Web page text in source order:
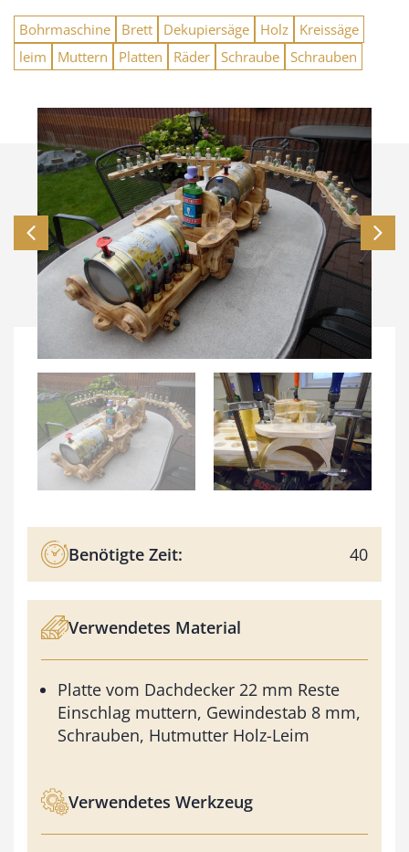
Bohrmaschine Brett Dekupiersäge Holz
Kreissäge
leim
Muttern Platten Räder Schraube Schrauben
Benötigte Zeit: 40
Verwendetes Material
Platte vom Dachdecker 22 mm Reste
Einschlag muttern, Gewindestab 8 mm,
Schrauben, Hutmutter Holz-Leim
Verwendetes Werkzeug